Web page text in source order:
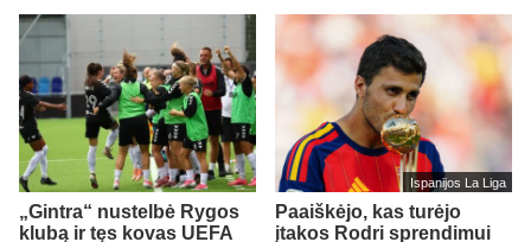
„Gintra“ nustelbė Rygos
klubą ir tęs kovas UEFA
Ispanijos La Liga
Paaiškėjo, kas turėjo
įtakos Rodri sprendimui